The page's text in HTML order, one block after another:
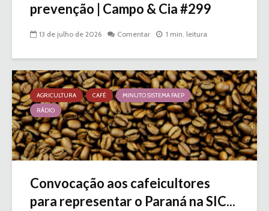
prevenção | Campo & Cia #299
13 de julho de 2026 Comentar 1 min. leitura
AGRICULTURA CAFÉ
MINUTO SISTEMA FAEP
RÁDIO
Convocação aos cafeicultores
para representar o Paraná na SIC...